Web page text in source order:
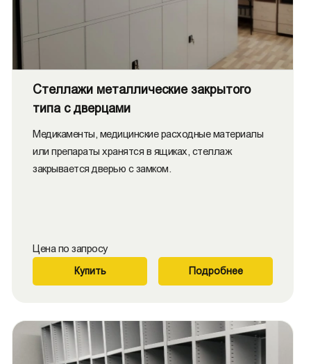
Стеллажи металлические закрытого
типа с дверцами
Медикаменты, медицинские расходные материалы
или препараты хранятся в ящиках, стеллаж
закрывается дверью с замком.
Цена по запросу
Купить Подробнее